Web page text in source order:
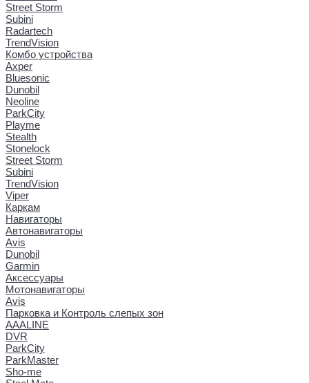
Street Storm
Subini
Radartech
TrendVision
Комбо устройства
Axper
Bluesonic
Dunobil
Neoline
ParkCity
Playme
Stealth
Stonelock
Street Storm
Subini
TrendVision
Viper
Каркам
Навигаторы
Автонавигаторы
Avis
Dunobil
Garmin
Аксессуары
Мотонавигаторы
Avis
Парковка и Контроль слепых зон
AAALINE
DVR
ParkCity
ParkMaster
Sho-me